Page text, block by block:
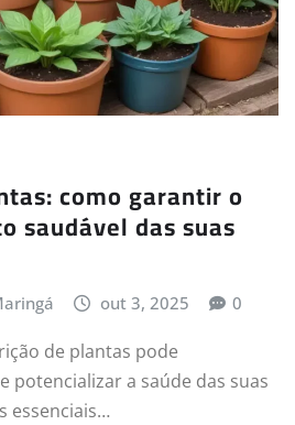
como garantir o
saudável das suas
out 3, 2025 0
de plantas pode
potencializar a saúde das suas
essenciais…